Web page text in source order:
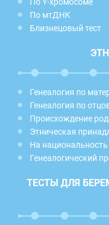
По мтДНК
Близнецовый тест
Генеалогия по
Генеалогия по
Происхождение
Этническая
На национальность
Генеалогический
ТЕСТЫ ДЛЯ